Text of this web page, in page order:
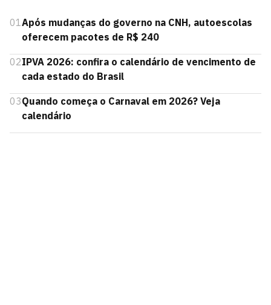
01Após mudanças do governo na CNH, autoescolas
oferecem pacotes de R$ 240
02IPVA 2026: confira o calendário de vencimento de
cada estado do Brasil
03Quando começa o Carnaval em 2026? Veja
calendário